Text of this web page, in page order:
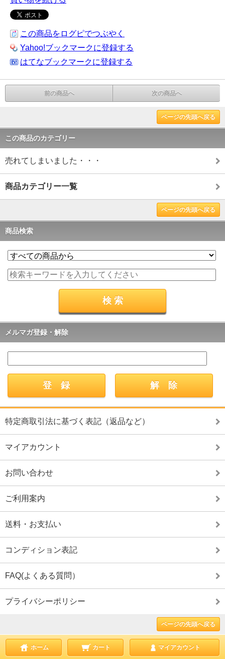
この商品をログピでつぶやく
Yahoo!ブックマークに登録する
はてなブックマークに登録する
前の商品へ 次の商品へ
ページの先頭へ戻る
この商品のカテゴリー
売れてしまいました・・・
商品カテゴリー一覧
ページの先頭へ戻る
商品検索
メルマガ登録・解除
特定商取引法に基づく表記（返品など）
マイアカウント
お問い合わせ
ご利用案内
送料・お支払い
コンディション表記
FAQ(よくある質問）
プライバシーポリシー
ページの先頭へ戻る
ホーム カート マイアカウント